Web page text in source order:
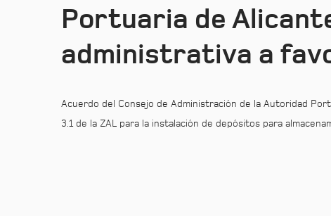
Portuaria de
administrativa a
Acuerdo del Consejo de Administración de la Autoridad
3.1 de la ZAL para la instalación de depósitos para